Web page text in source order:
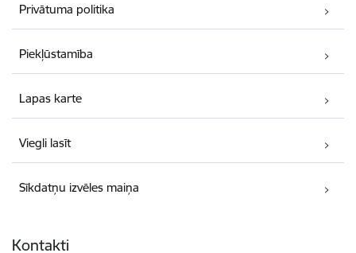
Privātuma politika
Piekļūstamība
Lapas karte
Viegli lasīt
Sīkdatņu izvēles maiņa
Kontakti